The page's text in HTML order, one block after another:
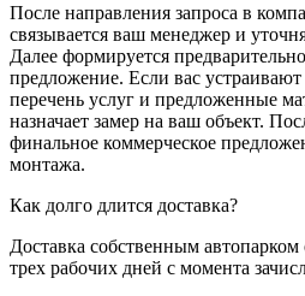
После направления запроса в
связывается ваш менеджер и
Далее формируется
предложение. Если вас
перечень услуг и предложенные
назначает замер на ваш объект.
финальное коммерческое
монтажа.
Как долго длится доставка?
Доставка собственным автопарком
трех рабочих дней с момента